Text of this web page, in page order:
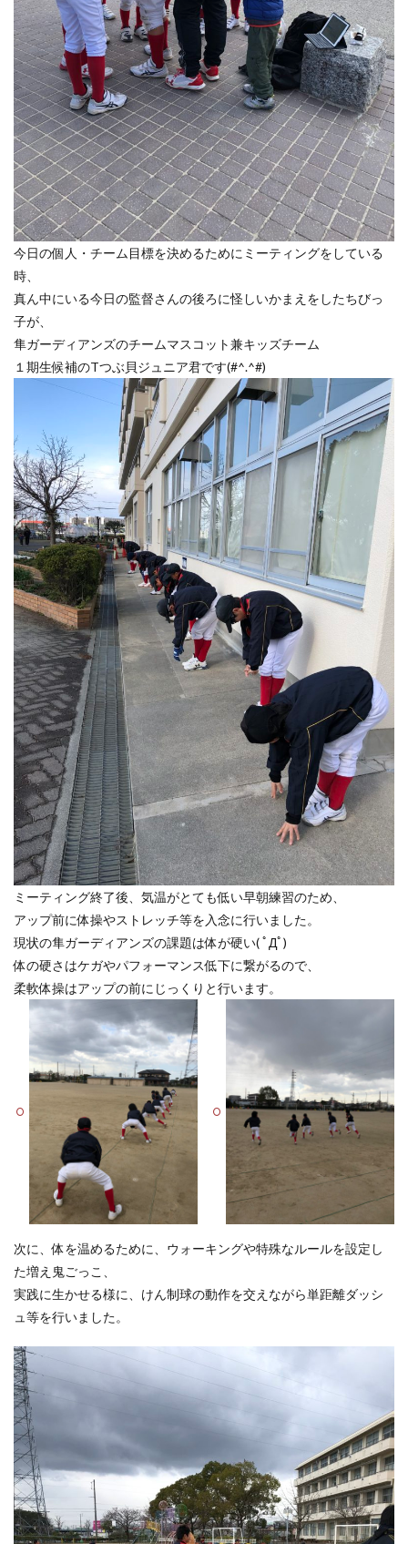
今日の個人・チーム目標を決めるためにミーティングをしている
時、
真ん中にいる今日の監督さんの後ろに怪しいかまえをしたちびっ
子が、
隼ガーディアンズのチームマスコット兼キッズチーム
１期生候補のTつぶ貝ジュニア君です(#^.^#)
ミーティング終了後、気温がとても低い早朝練習のため、
アップ前に体操やストレッチ等を入念に行いました。
現状の隼ガーディアンズの課題は体が硬い( ﾟДﾟ)
体の硬さはケガやパフォーマンス低下に繋がるので、
柔軟体操はアップの前にじっくりと行います。
次に、体を温めるために、ウォーキングや特殊なルールを設定し
た増え鬼ごっこ、
実践に生かせる様に、けん制球の動作を交えながら単距離ダッシ
ュ等を行いました。